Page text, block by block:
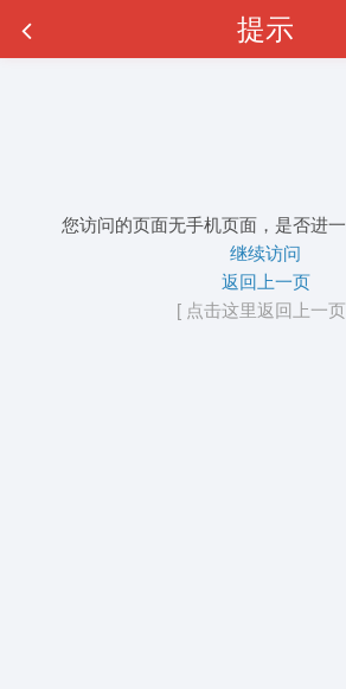
提示
您访问的页面无手机页面，是否进
继续访问
返回上一页
[ 点击这里返回上一